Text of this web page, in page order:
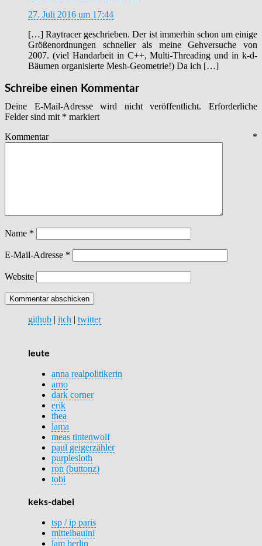
27. Juli 2016 um 17:44
[…] Raytracer geschrieben. Der ist immerhin schon um einige
Größenordnungen schneller als meine Gehversuche von
2007. (viel Handarbeit in C++, Multi-Threading und in k-d-
Bäumen organisierte Mesh-Geometrie!) Da ich […]
Schreibe einen Kommentar
Deine E-Mail-Adresse wird nicht veröffentlicht.
Erforderliche
Felder sind mit * markiert
Kommentar *
Name *
E-Mail-Adresse *
Website
github | itch | twitter
leute
anna realpolitikerin
arno
dark corner
erik
thea
lama
meas tintenwolf
paul geigerzähler
purplesloth
ron (buttonz)
tobi
keks-dabei
tsp / ip paris
mittelbauini
lam berlin